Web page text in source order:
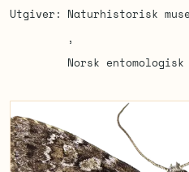
Utgiver
Naturhistorisk
Norsk